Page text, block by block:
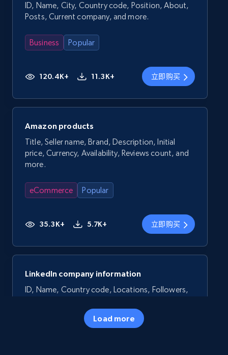
ID, Name, City, Country code, Position, About,
Posts, Current company, and more.
Business Popular
120.4K+ 11.3K+ 立即购买
Amazon products
Title, Seller name, Brand, Description, Initial
price, Currency, Availability, Reviews count, and
more.
eCommerce Popular
35.3K+ 5.7K+ 立即购买
LinkedIn company information
ID, Name, Country code, Locations, Followers,
Load more